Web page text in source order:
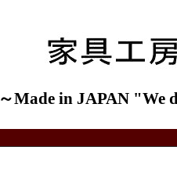
～Made in JAPAN "We